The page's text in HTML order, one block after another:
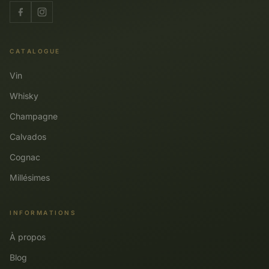
CATALOGUE
Vin
Whisky
Champagne
Calvados
Cognac
Millésimes
INFORMATIONS
À propos
Blog